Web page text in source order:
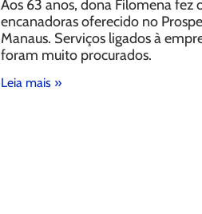
Aos 63 anos, dona Filomena fez
encanadoras oferecido no
Manaus. Serviços ligados à
foram muito procurados.
Leia mais »